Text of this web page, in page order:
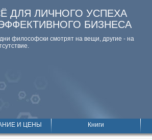
ДЛЯ ЛИЧНОГО УСПЕХА
БИЗНЕСА
философски смотpят на вещи, дpугие - на
И ЦЕНЫ Книги